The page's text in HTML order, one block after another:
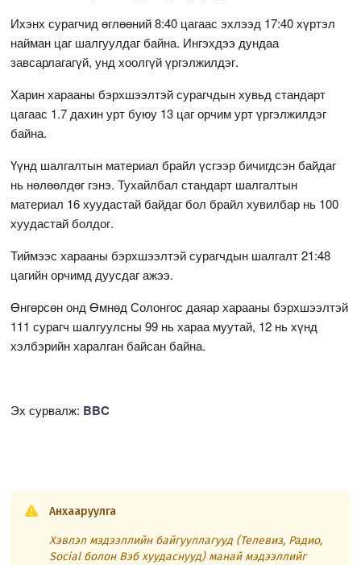
Ихэнх сурагчид өглөөний 8:40 цагаас эхлээд 17:40 хүртэл
найман цаг шалгуулдаг байна. Ингэхдээ дундаа
завсарлагагүй, унд хоолгүй үргэлжилдэг.
Харин харааны бэрхшээлтэй сурагчдын хувьд стандарт
цагаас 1.7 дахин урт буюу 13 цаг орчим урт үргэлжилдэг
байна.
Үүнд шалгалтын материал брайл үсгээр бичигдсэн байдаг
нь нөлөөлдөг гэнэ. Тухайлбал стандарт шалгалтын
материал 16 хуудастай байдаг бол брайл хувилбар нь 100
хуудастай болдог.
Тиймээс харааны бэрхшээлтэй сурагчдын шалгалт 21:48
цагийн орчимд дуусдаг ажээ.
Өнгөрсөн онд Өмнөд Солонгос даяар харааны бэрхшээлтэй
111 сурагч шалгуулсны 99 нь хараа муутай, 12 нь хүнд
хэлбэрийн харалган байсан байна.
Эх сурвалж: BBC
Анхааруулга
Хэвлэл мэдээллийн байгууллагууд (Телевиз, Радио,
Social болон Вэб хуудаснууд) манай мэдээллийг